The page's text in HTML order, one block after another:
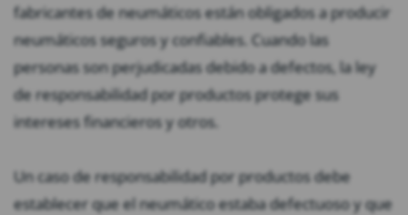
fabricantes de neumáticos están obligados a producir
neumáticos seguros y confiables. Cuando las
personas son perjudicadas debido a defectos, la ley
de responsabilidad por productos protege sus
intereses financieros y otros.
Un caso de responsabilidad por productos debe
establecer que el neumático estaba defectuoso y que